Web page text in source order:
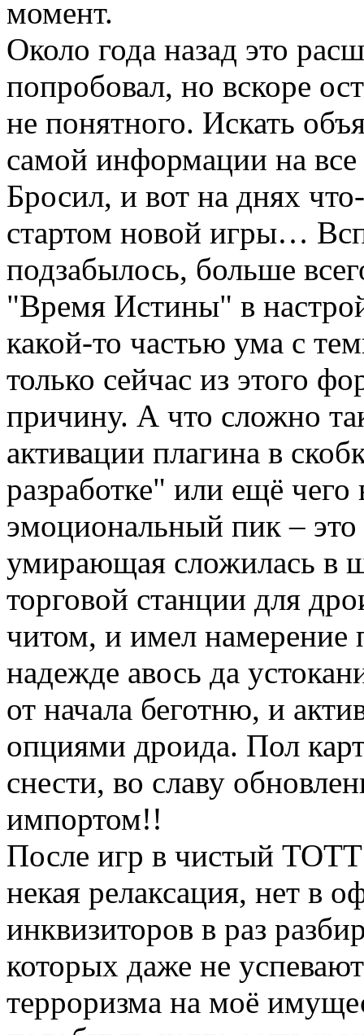
момент.
Около года назад это
попробовал, но вскоре
не понятного. Искать
самой информации на все
Бросил, и вот на днях
стартом новой игры…
подзабылось, больше
"Время Истины" в
какой-то частью ума с
только сейчас из этого
причину. А что сложно
активации плагина в
разработке" или ещё
эмоциональный пик –
умирающая сложилась в
торговой станции для
читом, и имел намерение
надежде авось да
от начала беготню, и
опциями дроида. Пол
снести, во славу
импортом!!
После игр в чистый ТОТТ
некая релаксация, нет в
инквизиторов в раз
которых даже не
терроризма на моё